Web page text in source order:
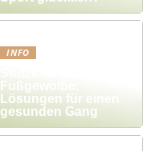
INFO
Fußgewölbe:
Lösungen für einen
gesunden Gang